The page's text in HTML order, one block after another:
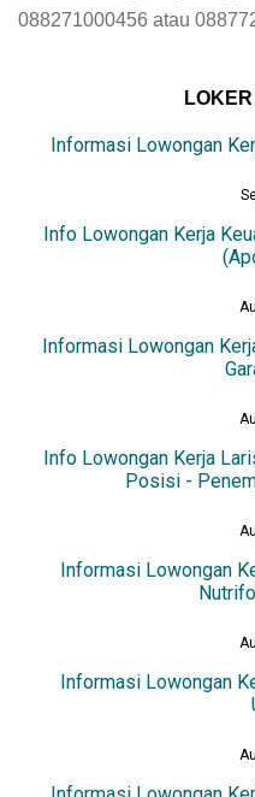
088271000456 atau
Informasi Lowongan
Info Lowongan Kerja
Informasi Lowongan
Info Lowongan Kerja
Posisi -
Informasi Lowongan
Informasi Lowongan